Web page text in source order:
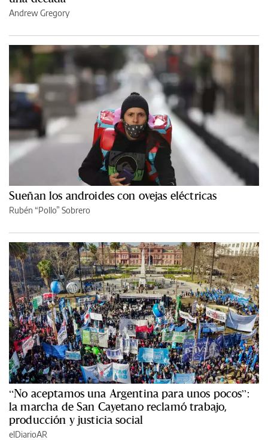
Andrew Gregory
Sueñan los androides con ovejas eléctricas
Rubén “Pollo” Sobrero
“No aceptamos una Argentina para unos pocos”:
la marcha de San Cayetano reclamó trabajo,
producción y justicia social
elDiarioAR